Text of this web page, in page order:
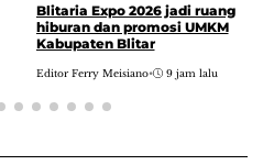
Blitaria Expo 2026 jadi ruang
hiburan dan promosi UMKM
Kabupaten Blitar
Editor Ferry Meisiano• 9 jam lalu